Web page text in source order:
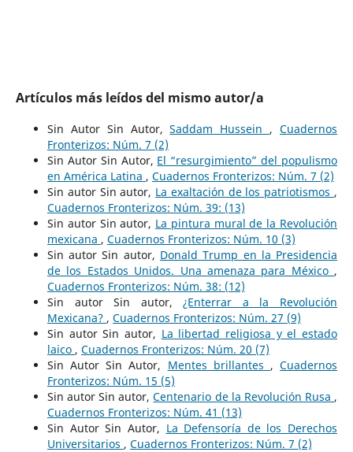
Artículos más leídos del mismo autor/a
Sin Autor Sin Autor,Saddam Hussein ,Cuadernos
Fronterizos: Núm. 7 (2)
Sin Autor Sin Autor, El “resurgimiento” del populismo
en América Latina , Cuadernos Fronterizos: Núm. 7 (2)
Sin autor Sin autor, La exaltación de los patriotismos ,
Cuadernos Fronterizos: Núm. 39: (13)
Sin autor Sin autor, La pintura mural de la Revolución
mexicana , Cuadernos Fronterizos: Núm. 10 (3)
Sin autor Sin autor, Donald Trump en la Presidencia
de los Estados Unidos. Una amenaza para México ,
Cuadernos Fronterizos: Núm. 38: (12)
Sin autor Sin autor,¿Enterrar a la Revolución
Mexicana? , Cuadernos Fronterizos: Núm. 27 (9)
Sin autor Sin autor, La libertad religiosa y el estado
laico , Cuadernos Fronterizos: Núm. 20 (7)
Sin Autor Sin Autor, Mentes brillantes ,Cuadernos
Fronterizos: Núm. 15 (5)
Sin autor Sin autor,Centenario de la Revolución Rusa ,
Cuadernos Fronterizos: Núm. 41 (13)
Sin Autor Sin Autor, La Defensoría de los Derechos
Universitarios , Cuadernos Fronterizos: Núm. 7 (2)